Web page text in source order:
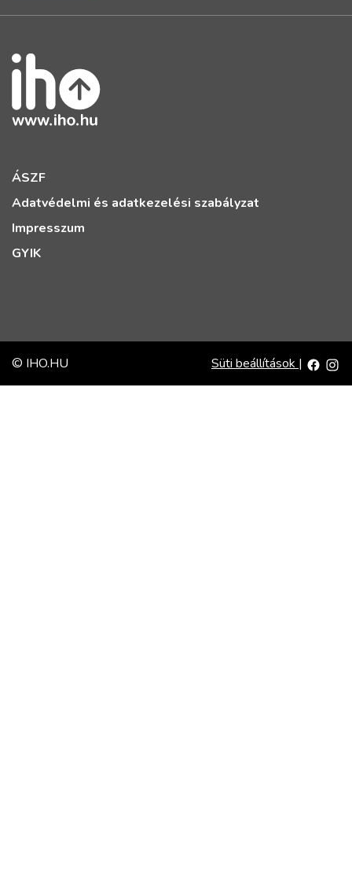
ÁSZF
Adatvédelmi és adatkezelési szabályzat
Impresszum
GYIK
© IHO.HU Süti beállítások |